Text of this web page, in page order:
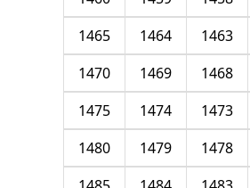
1463
1464
1465
1468
1469
1470
1473
1474
1475
1478
1479
1480